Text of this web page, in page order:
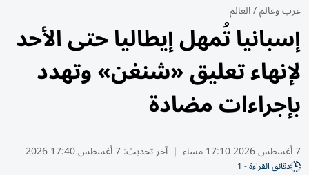
عرب وعالم/العالم
إسبانيا تُمهل إيطاليا حتى الأحد
لإنهاء تعليق «شنغن» وتهدد
بإجراءات مضادة
7 أغسطس 2026 17:10 مساء | آخر تحديث:7 أغسطس 17:40 2026
دقائق القراءة - 1